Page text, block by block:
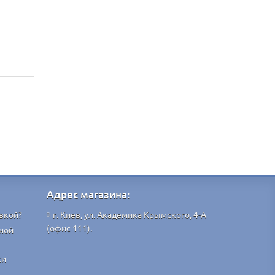
Адрес магазина:
г. Киев, ул. Академика Крымского, 4-А
(офис 111).